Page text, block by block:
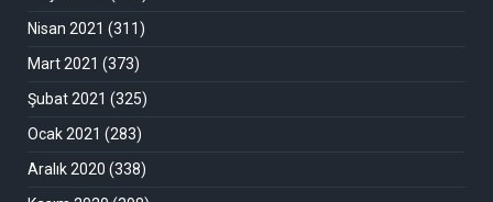
Nisan 2021 (311)
Mart 2021 (373)
Şubat 2021 (325)
Ocak 2021 (283)
Aralık 2020 (338)